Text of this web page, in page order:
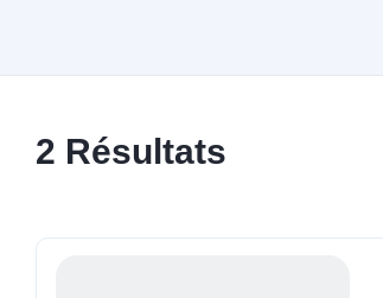
2 Résultats